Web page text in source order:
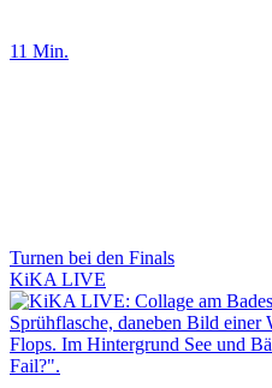
11 Min.
Turnen bei den Finals
KiKA LIVE